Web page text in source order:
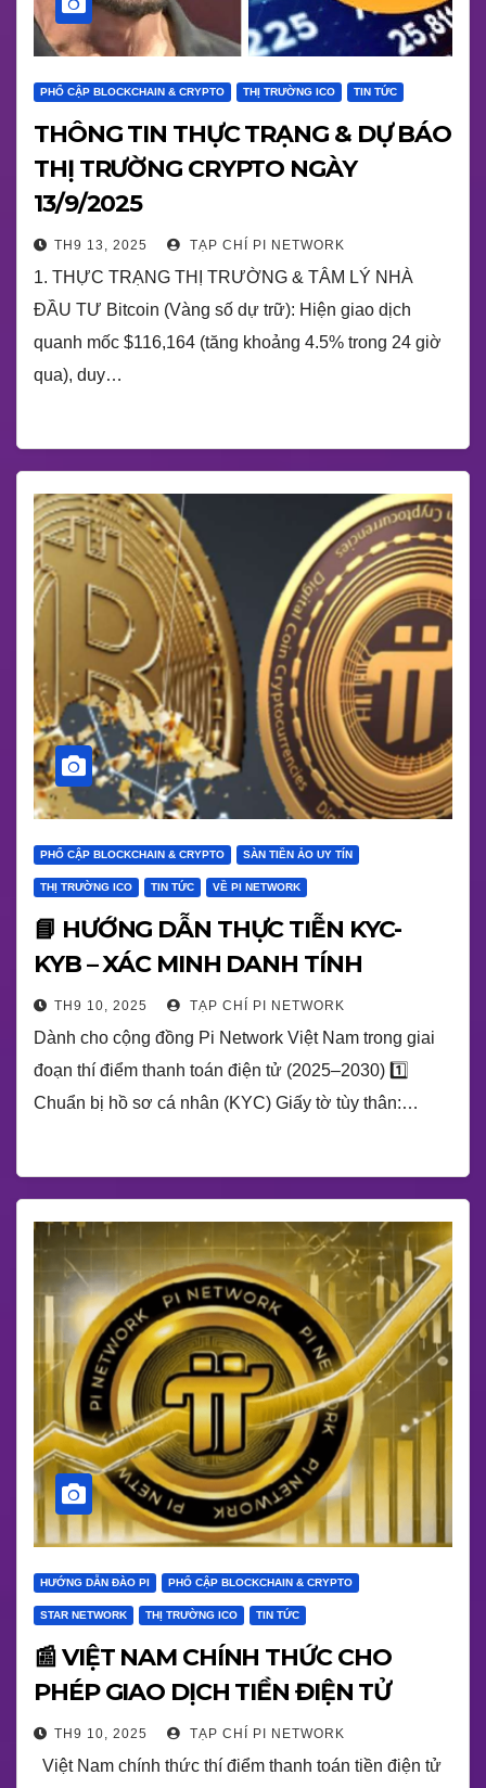
PHỔ CẬP BLOCKCHAIN & CRYPTO THỊ TRƯỜNG ICO TIN TỨC
THÔNG TIN THỰC TRẠNG & DỰ BÁO
THỊ TRƯỜNG CRYPTO NGÀY
13/9/2025
TH9 13, 2025 TẠP CHÍ PI NETWORK
1. THỰC TRẠNG THỊ TRƯỜNG & TÂM LÝ NHÀ
ĐẦU TƯ Bitcoin (Vàng số dự trữ): Hiện giao dịch
quanh mốc $116,164 (tăng khoảng 4.5% trong 24 giờ
qua), duy…
PHỔ CẬP BLOCKCHAIN & CRYPTO SÀN TIỀN ẢO UY TÍN
THỊ TRƯỜNG ICO TIN TỨC VỀ PI NETWORK
📘 HƯỚNG DẪN THỰC TIỄN KYC-
KYB – XÁC MINH DANH TÍNH
TH9 10, 2025 TẠP CHÍ PI NETWORK
Dành cho cộng đồng Pi Network Việt Nam trong giai
đoạn thí điểm thanh toán điện tử (2025–2030) 1️⃣
Chuẩn bị hồ sơ cá nhân (KYC) Giấy tờ tùy thân:…
HƯỚNG DẪN ĐÀO PI PHỔ CẬP BLOCKCHAIN & CRYPTO
STAR NETWORK THỊ TRƯỜNG ICO TIN TỨC
📰 VIỆT NAM CHÍNH THỨC CHO
PHÉP GIAO DỊCH TIỀN ĐIỆN TỬ
TH9 10, 2025 TẠP CHÍ PI NETWORK
Việt Nam chính thức thí điểm thanh toán tiền điện tử